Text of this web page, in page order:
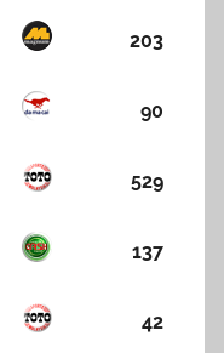
203
90
529
137
42